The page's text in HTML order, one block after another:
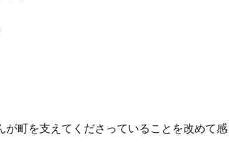
町を支えてくださっていることを改めて